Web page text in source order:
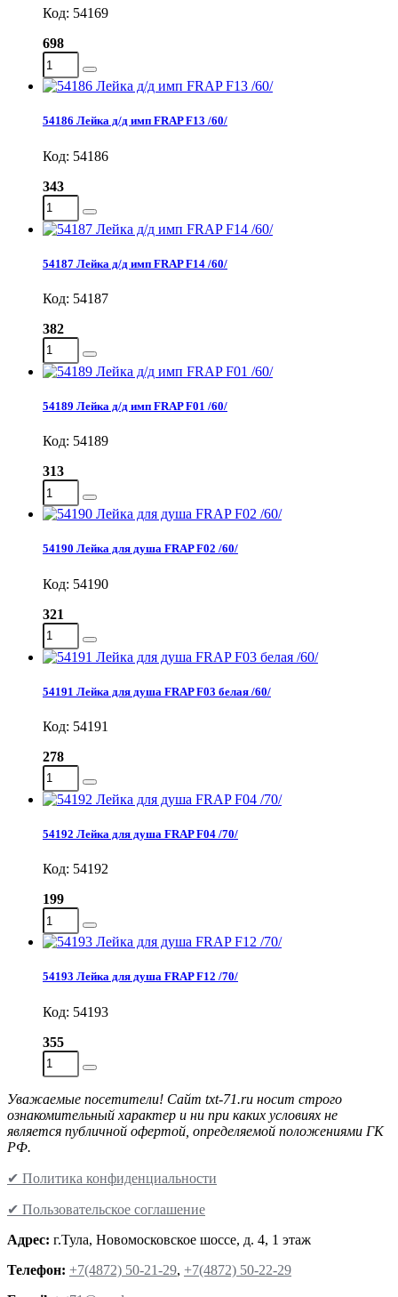
Код: 54169
698
54186 Лейка д/д имп FRAP F13 /60/
Код: 54186
343
54187 Лейка д/д имп FRAP F14 /60/
Код: 54187
382
54189 Лейка д/д имп FRAP F01 /60/
Код: 54189
313
54190 Лейка для душа FRAP F02 /60/
Код: 54190
321
54191 Лейка для душа FRAP F03 белая /60/
Код: 54191
278
54192 Лейка для душа FRAP F04 /70/
Код: 54192
199
54193 Лейка для душа FRAP F12 /70/
Код: 54193
355
Уважаемые посетители! Сайт txt-71.ru носит строго
ознакомительный характер и ни при каких условиях не
является публичной офертой, определяемой положениями ГК
РФ.
✔ Политика конфиденциальности
✔ Пользовательское соглашение
Адрес: г.Тула, Новомосковское шоссе, д. 4, 1 этаж
Телефон: +7(4872) 50-21-29, +7(4872) 50-22-29